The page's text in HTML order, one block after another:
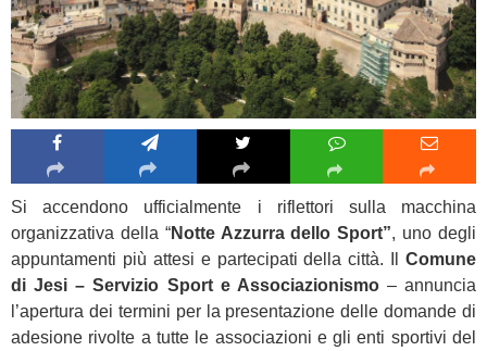
Si accendono ufficialmente i riflettori sulla macchina
organizzativa della “Notte Azzurra dello Sport”, uno degli
appuntamenti più attesi e partecipati della città. Il Comune
di Jesi – Servizio Sport e Associazionismo– annuncia
l’apertura dei termini per la presentazione delle domande di
adesione rivolte a tutte le associazioni e gli enti sportivi del